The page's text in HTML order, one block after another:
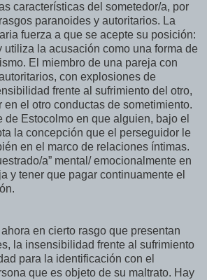
características del sometedor/a, por
paranoides y autoritarios. La
fuerza a que se acepte su posición:
utiliza la acusación como una forma de
El miembro de una pareja con
con explosiones de
frente al sufrimiento del otro,
en el otro conductas de sometimiento.
de Estocolmo en que alguien, bajo el
la concepción que el perseguidor le
en el marco de relaciones íntimas.
a” mental/ emocionalmente en
y tener que pagar continuamente el
en cierto rasgo que presentan
la insensibilidad frente al sufrimiento
para la identificación con el
que es objeto de su maltrato. Hay